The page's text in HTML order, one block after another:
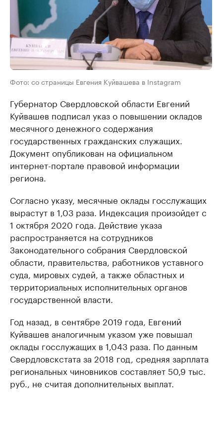
Фото: со страницы Евгения Куйвашева в Instagram
Губернатор Свердловской области Евгений
Куйвашев подписал указ о повышении окладов
месячного денежного содержания
государственных гражданских служащих.
Документ опубликован на официальном
интернет-портале правовой информации
региона.
Согласно указу, месячные оклады госслужащих
вырастут в 1,03 раза. Индексация произойдет с
1 октября 2020 года. Действие указа
распространяется на сотрудников
Законодательного собрания Свердловской
области, правительства, работников уставного
суда, мировых судей, а также областных и
территориальных исполнительных органов
государственной власти.
Год назад, в сентябре 2019 года, Евгений
Куйвашев аналогичным указом уже повышал
оклады госслужащих в 1,043 раза. По данным
Свердловскстата за 2018 год, средняя зарплата
региональных чиновников составляет 50,9 тыс.
руб., не считая дополнительных выплат.